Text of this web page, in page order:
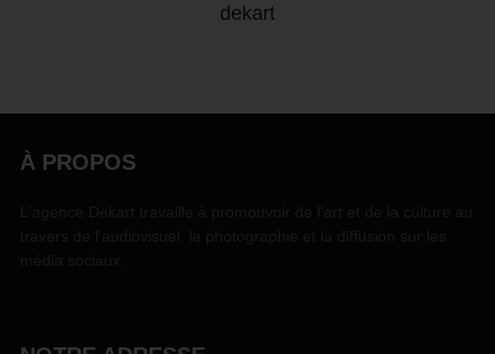
dekart
À PROPOS